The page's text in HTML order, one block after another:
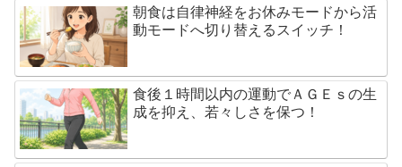
朝食は自律神経をお休みモードから活
動モードへ切り替えるスイッチ！
食後１時間以内の運動でＡＧＥｓの生
成を抑え、若々しさを保つ！